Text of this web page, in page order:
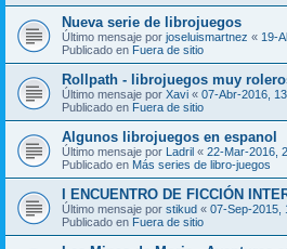
Nueva serie de librojuegos
Último mensaje por joseluismartnez « 19-
Publicado en Fuera de sitio
Rollpath - librojuegos muy
Último mensaje por Xavi « 07-Abr-2016,
Publicado en Fuera de sitio
Algunos librojuegos en espanol
Último mensaje por Ladril « 22-Mar-2016,
Publicado en Más series de libro-juegos
I ENCUENTRO DE FICCIÓN
Último mensaje por stikud « 07-Sep-2015,
Publicado en Fuera de sitio